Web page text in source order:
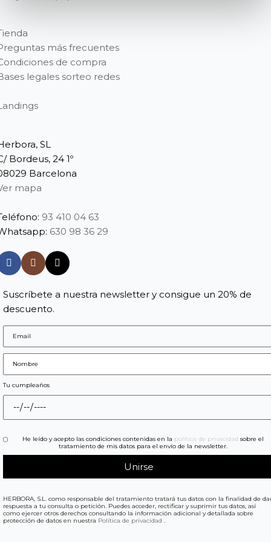
más frecuentes
de compra
legales sorteo redes
SL
Bordeus, 24 1º
Barcelona
mapa
93 410 04 63
630 98 36 29
Suscríbete a nuestra newsletter y consigue un 20% de
descuento.
Tu cumpleaños
He leído y acepto las condiciones contenidas en la política de privacidad sobre el
tratamiento de mis datos para el envío de la newsletter.
HERBORA, S.L. como responsable del tratamiento tratará tus datos con la finalidad de
respuesta a tu consulta o petición. Puedes acceder, rectificar y suprimir tus datos, así
como ejercer otros derechos consultando la información adicional y detallada sobre
protección de datos en nuestra Política de privacidad